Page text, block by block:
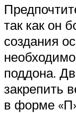
так как он
создания
поддона.
закрепить
в форме